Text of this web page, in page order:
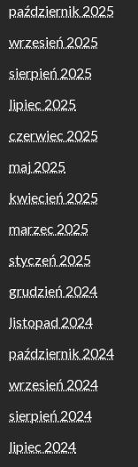
październik 2025
wrzesień 2025
sierpień 2025
lipiec 2025
czerwiec 2025
maj 2025
kwiecień 2025
marzec 2025
styczeń 2025
grudzień 2024
listopad 2024
październik 2024
wrzesień 2024
sierpień 2024
lipiec 2024